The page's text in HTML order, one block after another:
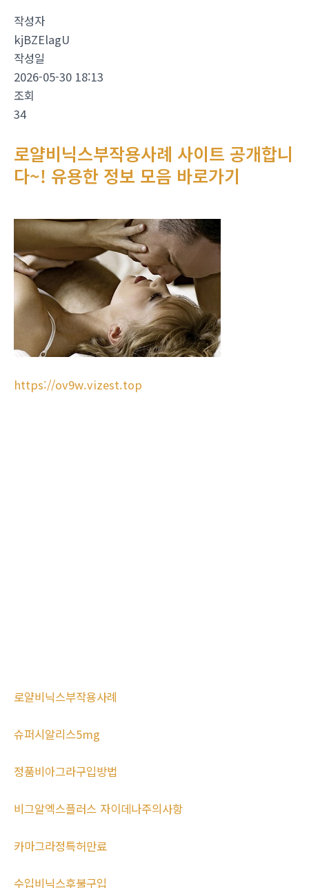
작성자
kjBZElagU
작성일
2026-05-30 18:13
조회
34
로얄비닉스부작용사례 사이트 공개합니
다~! 유용한 정보 모음 바로가기
https://ov9w.vizest.top
로얄비닉스부작용사례
슈퍼시알리스5mg
정품비아그라구입방법
비그알엑스플러스 자이데나주의사항
카마그라정특허만료
수입비닉스후불구입